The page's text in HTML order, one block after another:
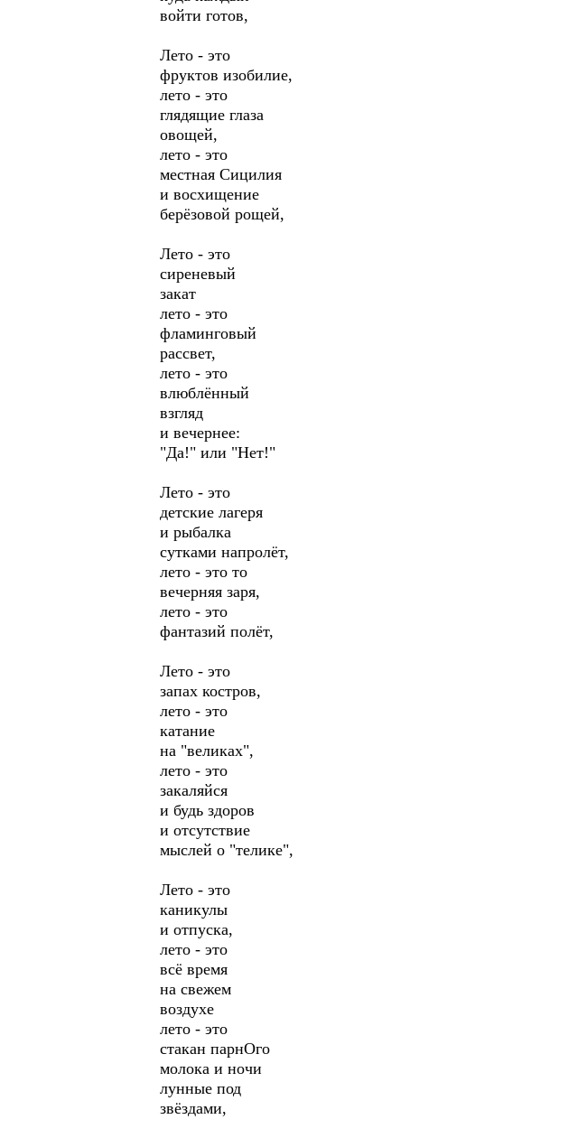
войти готов,
Лето - это
фруктов изобилие,
лето - это
глядящие глаза
овощей,
лето - это
местная Сицилия
и восхищение
берёзовой рощей,
Лето - это
сиреневый
закат
лето - это
фламинговый
рассвет,
лето - это
влюблённый
взгляд
и вечернее:
"Да!" или "Нет!"
Лето - это
детские лагеря
и рыбалка
сутками напролёт,
лето - это то
вечерняя заря,
лето - это
фантазий полёт,
Лето - это
запах костров,
лето - это
катание
на "великах",
лето - это
закаляйся
и будь здоров
и отсутствие
мыслей о "телике",
Лето - это
каникулы
и отпуска,
лето - это
всё время
на свежем
воздухе
лето - это
стакан парнОго
молока и ночи
лунные под
звёздами,